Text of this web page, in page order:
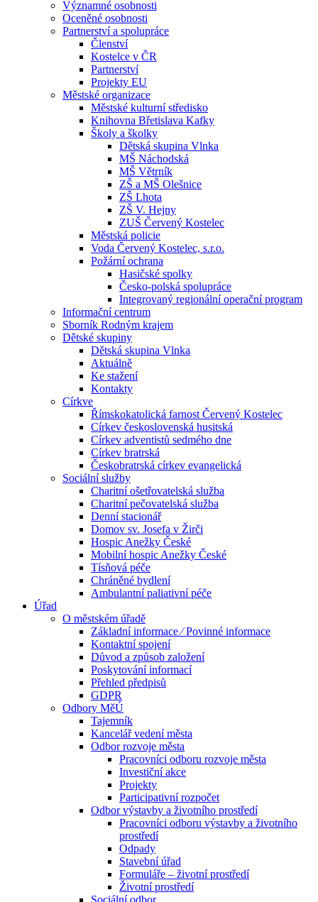
Významné osobnosti
Oceněné osobnosti
Partnerství a spolupráce
Členství
Kostelce v ČR
Partnerství
Projekty EU
Městské organizace
Městské kulturní středisko
Knihovna Břetislava Kafky
Školy a školky
Dětská skupina Vlnka
MŠ Náchodská
MŠ Větrník
ZŠ a MŠ Olešnice
ZŠ Lhota
ZŠ V. Hejny
ZUŠ Červený Kostelec
Městská policie
Voda Červený Kostelec, s.r.o.
Požární ochrana
Hasičské spolky
Česko-polská spolupráce
Integrovaný regionální operační program
Informační centrum
Sborník Rodným krajem
Dětské skupiny
Dětská skupina Vlnka
Aktuálně
Ke stažení
Kontakty
Církve
Římskokatolická farnost Červený Kostelec
Církev československá husitská
Církev adventistů sedmého dne
Církev bratrská
Českobratrská církev evangelická
Sociální služby
Charitní ošetřovatelská služba
Charitní pečovatelská služba
Denní stacionář
Domov sv. Josefa v Žirči
Hospic Anežky České
Mobilní hospic Anežky České
Tísňová péče
Chráněné bydlení
Ambulantní paliativní péče
Úřad
O městském úřadě
Základní informace ⁄ Povinné informace
Kontaktní spojení
Důvod a způsob založení
Poskytování informací
Přehled předpisů
GDPR
Odbory MěÚ
Tajemník
Kancelář vedení města
Odbor rozvoje města
Pracovníci odboru rozvoje města
Investiční akce
Projekty
Participativní rozpočet
Odbor výstavby a životního prostředí
Pracovníci odboru výstavby a životního
prostředí
Odpady
Stavební úřad
Formuláře – životní prostředí
Životní prostředí
Sociální odbor